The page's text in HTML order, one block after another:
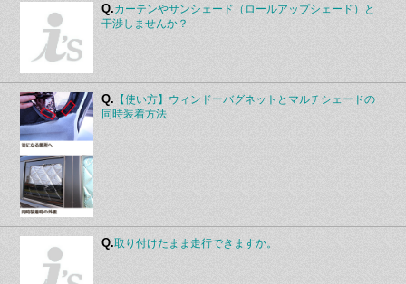
Q.カーテンやサンシェード（ロールアップシェード）と
干渉しませんか？
Q. 【使い方】ウィンドーバグネットとマルチシェードの
同時装着方法
Q.取り付けたまま走行できますか。